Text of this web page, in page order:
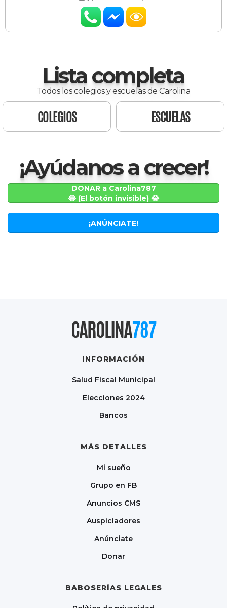
Lista completa
Todos los colegios y escuelas de Carolina
COLEGIOS ESCUELAS
¡Ayúdanos a crecer!
DONAR a Carolina787
😂 (El botón invisible) 😂
¡ANÚNCIATE!
CAROLINA787
INFORMACIÓN
Salud Fiscal Municipal
Elecciones 2024
Bancos
MÁS DETALLES
Mi sueño
Grupo en FB
Anuncios CMS
Auspiciadores
Anúnciate
Donar
BABOSERÍAS LEGALES